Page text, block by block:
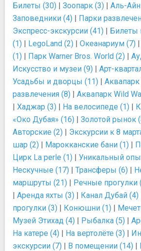
Билеты (30) | Зоопарк (3) | Аль-
Заповедники (4) | Парки
Экспресс-экскурсии (41) | Билеты
(1) | LegoLand (2) | Океанариум (7) |
(1) | Парк Warner Bros. World (2) |
Искусство и музеи (9) | Арт-
Усадьбы и дворцы (11) | Аквапарк
развлечения (8) | Аквапарк Wild
| Хаджар (3) | На велосипеде (1) |
«Око Дубая» (16) | Золотой рынок
Авторские (2) | Экскурсии к 8
шар (2) | Марокканские бани (1) |
Цирк La perle (1) | Уникальный
Нескучные (17) | Трансферы (6) |
маршруты (21) | Речные прогулки
| Аренда яхты (3) | Канал Дубай (4)
прогулки (3) | Конюшни (1) |
Музей Этихад (4) | Рыбалка (5) |
На катере (4) | На вертолёте (3) |
экскурсии (7) | В помещении (14) |